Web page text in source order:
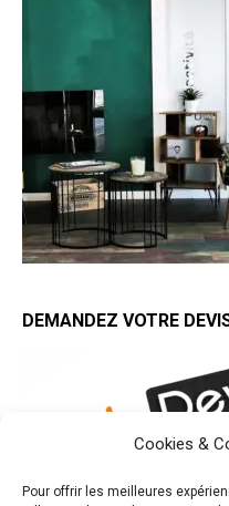
Cookies &
Pour offrir les meilleures
DEMANDEZ VOTRE